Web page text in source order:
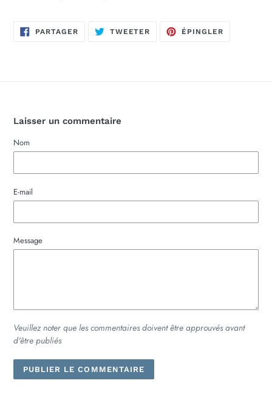
PARTAGERPARTAGER
SUR
TWEETER TWEETERÉPINGLER
Laisser un commentaire
Nom
E-mail
Message
Veuillez noter que les commentaires doivent être approuvés avant
d'être publiés